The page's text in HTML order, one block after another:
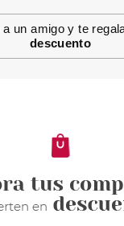
a un amigo y te
descuento